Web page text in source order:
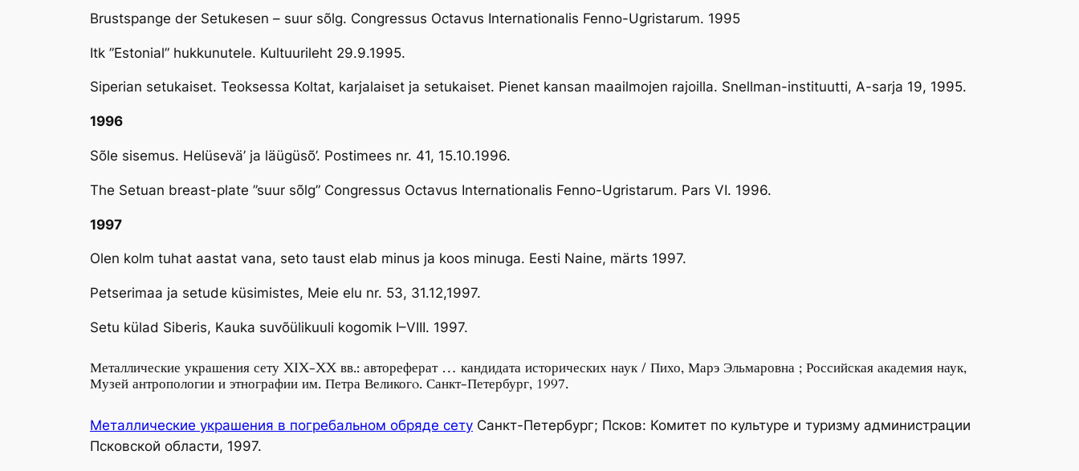
Brustspange der Setukesen – suur sõlg. Congressus Octavus Internationalis Fenno-Ugristarum. 1995
Itk ”Estonial” hukkunutele. Kultuurileht 29.9.1995.
Siperian setukaiset. Teoksessa Koltat, karjalaiset ja setukaiset. Pienet kansan maailmojen rajoilla. Snellman-instituutti, A-sarja 19, 1995.
1996
Sõle sisemus. Helüsevä’ ja läügüsõ’. Postimees nr. 41, 15.10.1996.
The Setuan breast-plate ”suur sõlg” Congressus Octavus Internationalis Fenno-Ugristarum. Pars VI. 1996.
1997
Olen kolm tuhat aastat vana, seto taust elab minus ja koos minuga. Eesti Naine, märts 1997.
Petserimaa ja setude küsimistes, Meie elu nr. 53, 31.12,1997.
Setu külad Siberis, Kauka suvõülikuuli kogomik I–VIII. 1997.
Металлические украшения сету XIX-XX вв.: автореферат … кандидата исторических наук / Пихо, Марэ Эльмаровна ; Российская академия наук,
Музей антропологии и этнографии им. Петра Великогo. Санкт-Петербург, 1997.
Металлические украшения в погребальном обряде сету Санкт-Петербург; Псков: Комитет по культуре и туризму администрации
Псковской области, 1997.